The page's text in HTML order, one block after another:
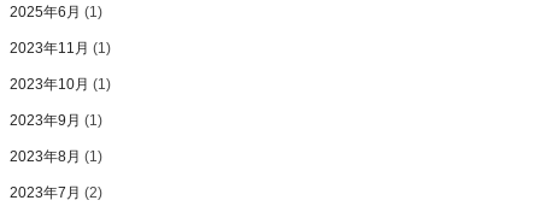
2025年6月 (1)
2023年11月 (1)
2023年10月 (1)
2023年9月 (1)
2023年8月 (1)
2023年7月 (2)